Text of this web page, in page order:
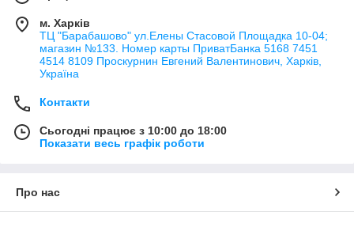
м. Харків
ТЦ "Барабашово" ул.Елены Стасовой Площадка 10-04;
магазин №133. Номер карты ПриватБанка 5168 7451
4514 8109 Проскурнин Евгений Валентинович, Харків,
Україна
Контакти
Сьогодні працює з 10:00 до 18:00
Показати весь графік роботи
Про нас